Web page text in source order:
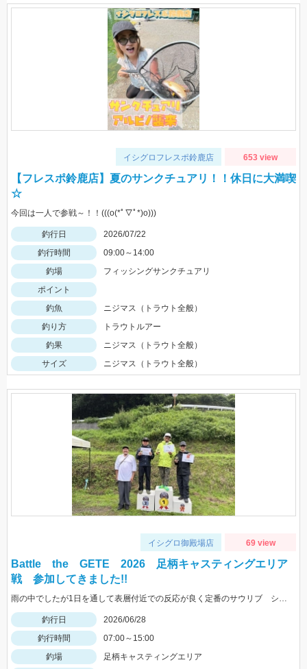
イシグロフレスポ鈴鹿店 653 view
【フレスポ鈴鹿店】夏のサンクチュアリ！！休日に大満喫
☆
今回は一人で参戦～！！(((o(*ﾟ▽ﾟ*)o)))
釣行日
2026/07/22
釣行時間
09:00～14:00
釣場
フィッシングサンクチュアリ
ポイント
釣魚
ニジマス（トラウト全般）
釣り方
トラウトルアー
釣果
ニジマス（トラウト全般）
サイズ
ニジマス（トラウト全般）
イシグロ御殿場店 69 view
Battle the GETE 2026 足柄キャスティングエリア
戦 参加してきました!!
釣行日
2026/06/28
釣行時間
07:00～15:00
釣場
足柄キャスティングエリア